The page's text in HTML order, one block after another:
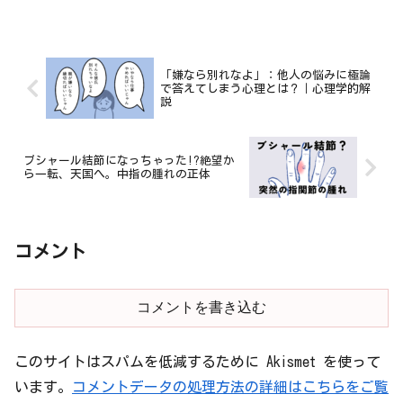
「嫌なら別れなよ」：他人の悩みに極論
で答えてしまう心理とは？｜心理学的解
説
ブシャール結節になっちゃった!?絶望か
ら一転、天国へ。中指の腫れの正体
コメント
コメントを書き込む
このサイトはスパムを低減するために Akismet を使って
います。
コメントデータの処理方法の詳細はこちらをご覧